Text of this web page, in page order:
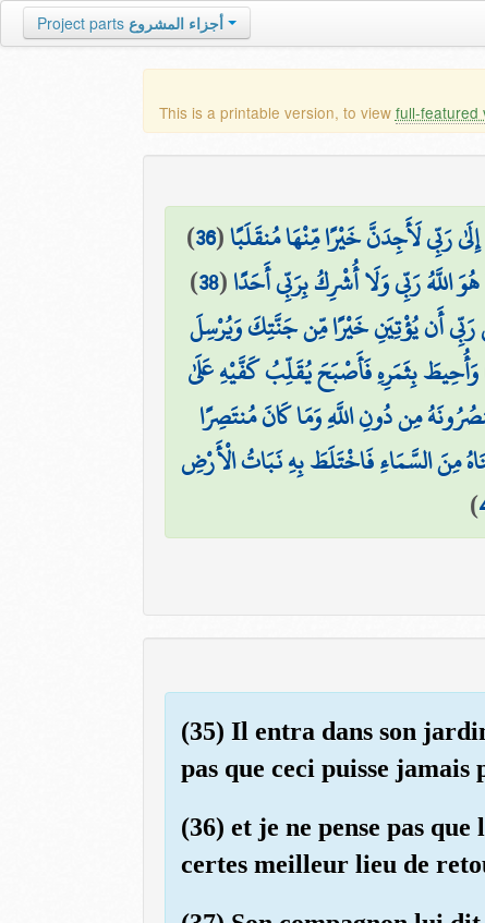
Project parts أجزاء المشروع
This is a printable version, to view full-featured
رَبِّي لَأَجِدَنَّ خَيْرًا مِّنْهَا مُنقَلَبًا(
36
)
اللَّهُ رَبِّي وَلَا أُشْرِكُ بِرَبِّي أَحَدًا(
38
)
أَن يُؤْتِيَنِ خَيْرًا مِّن جَنَّتِكَ وَيُرْسِلَ
وَأُحِيطَ بِثَمَرِهِ فَأَصْبَحَ يُقَلِّبُ كَفَّيْهِ عَلَىٰ
مِن دُونِ اللَّهِ وَمَا كَانَ مُنتَصِرًا
مِنَ السَّمَاءِ فَاخْتَلَطَ بِهِ نَبَاتُ الْأَرْضِ
)
(35) Il entra dans son
pas que ceci puisse jamais
(36) et je ne pense pas
certes meilleur lieu de